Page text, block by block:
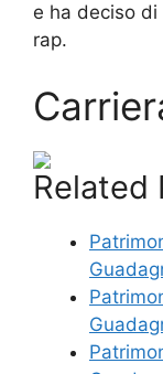
e ha deciso
rap.
Related